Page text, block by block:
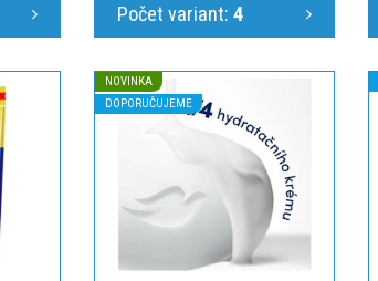
Počet variant: 4
NOVINKA
DOPORUČUJEME